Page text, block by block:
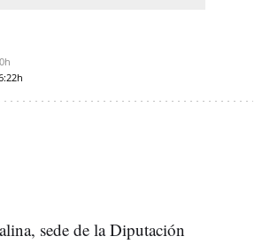
sede de la Diputación